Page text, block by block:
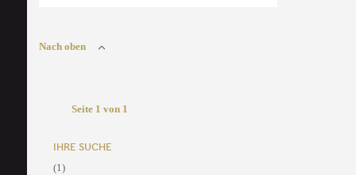
Nach oben
Seite 1 von 1
IHRE SUCHE
(1)